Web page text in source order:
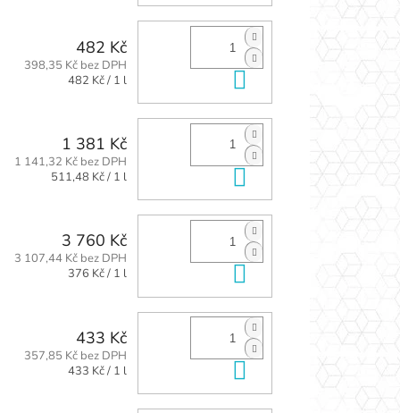
482 Kč
398,35 Kč bez DPH
Měrná
482 Kč / 1 l
1 381 Kč
1 141,32 Kč bez DPH
Měrná
511,48 Kč / 1 l Do košíku
3 760 Kč
3 107,44 Kč bez DPH
Měrná
376 Kč / 1 l Do košíku
433 Kč
357,85 Kč bez DPH
Měrná
433 Kč / 1 l Do košíku